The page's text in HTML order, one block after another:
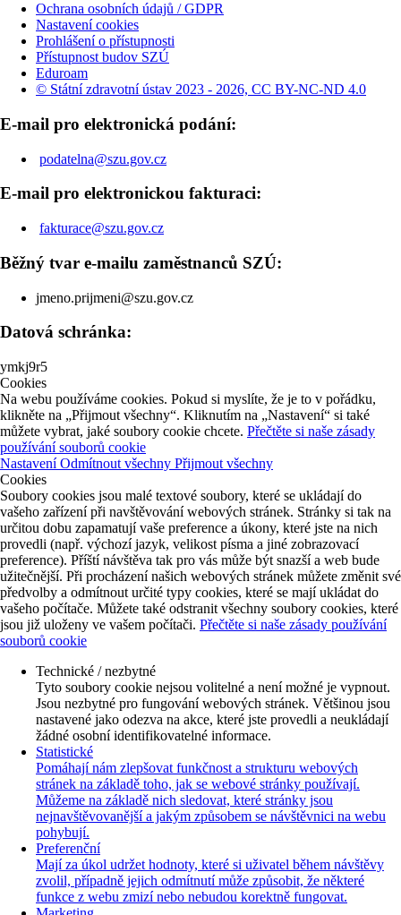
Ochrana osobních údajů / GDPR
Nastavení cookies
Prohlášení o přístupnosti
Přístupnost budov SZÚ
Eduroam
© Státní zdravotní ústav 2023 - 2026, CC BY-NC-ND 4.0
E-mail pro elektronická podání:
podatelna@szu.gov.cz
E-mail pro elektronickou fakturaci:
fakturace@szu.gov.cz
Běžný tvar e-mailu zaměstnanců SZÚ:
jmeno.prijmeni@szu.gov.cz
Datová schránka:
ymkj9r5
Cookies
Na webu používáme cookies. Pokud si myslíte, že je to v pořádku,
klikněte na „Přijmout všechny“. Kliknutím na „Nastavení“ si také
můžete vybrat, jaké soubory cookie chcete. Přečtěte si naše zásady
používání souborů cookie
NastaveníOdmítnout všechny Přijmout všechny
Cookies
Soubory cookies jsou malé textové soubory, které se ukládají do
vašeho zařízení při navštěvování webových stránek. Stránky si tak na
určitou dobu zapamatují vaše preference a úkony, které jste na nich
provedli (např. výchozí jazyk, velikost písma a jiné zobrazovací
preference). Příští návštěva tak pro vás může být snazší a web bude
užitečnější. Při procházení našich webových stránek můžete změnit své
předvolby a odmítnout určité typy cookies, které se mají ukládat do
vašeho počítače. Můžete také odstranit všechny soubory cookies, které
jsou již uloženy ve vašem počítači. Přečtěte si naše zásady používání
souborů cookie
Technické / nezbytné
Tyto soubory cookie nejsou volitelné a není možné je vypnout.
Jsou nezbytné pro fungování webových stránek. Většinou jsou
nastavené jako odezva na akce, které jste provedli a neukládají
žádné osobní identifikovatelné informace.
Statistické
Pomáhají nám zlepšovat funkčnost a strukturu webových
stránek na základě toho, jak se webové stránky používají.
Můžeme na základě nich sledovat, které stránky jsou
nejnavštěvovanější a jakým způsobem se návštěvnici na webu
pohybují.
Preferenční
Mají za úkol udržet hodnoty, které si uživatel během návštěvy
zvolil, případně jejich odmítnutí může způsobit, že některé
funkce z webu zmizí nebo nebudou korektně fungovat.